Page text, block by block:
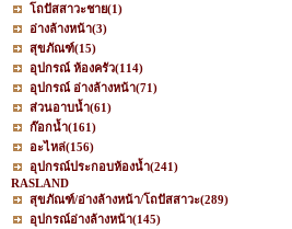
โถปัสสาวะชาย(1)
อ่างล้างหน้า(3)
สุขภัณฑ์(15)
อุปกรณ์ ห้องครัว(114)
อุปกรณ์ อ่างล้างหน้า(71)
ส่วนอาบน้ำ(61)
ก๊อกน้ำ(161)
อะไหล่(156)
อุปกรณ์ประกอบห้องน้ำ(241)
RASLAND
สุขภัณฑ์/อ่างล้างหน้า/โถปัสสาวะ(289)
อุปกรณ์อ่างล้างหน้า(145)